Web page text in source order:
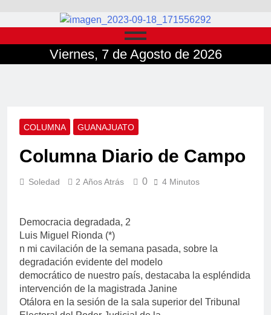
Viernes, 7 de Agosto de 2026
COLUMNA GUANAJUATO
Columna Diario de Campo
Soledad 2 Años Atrás 0 4 Minutos
Democracia degradada, 2
Luis Miguel Rionda (*)
n mi cavilación de la semana pasada, sobre la
degradación evidente del modelo
democrático de nuestro país, destacaba la espléndida
intervención de la magistrada Janine
Otálora en la sesión de la sala superior del Tribunal